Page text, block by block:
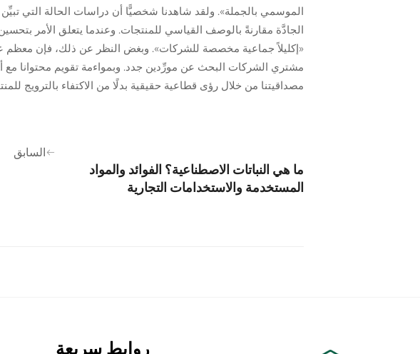
الموسمي بالجملة». ولقد شاهدنا شخصيًّا أن دراسات الحالة التي
الجادَّة مقارنةً بالوصف القياسي للمنتجات. وعندما يتعلق الأمر
«إكليلاً جماعية مخصصة للشركات». وبغض النظر عن ذلك، فإن معظم
مشتري الشركات البحث عن مورِّدين جدد. وبمواءمة تقويم محتوانا مع
مصداقيتنا من خلال رؤى قطاعية حقيقية بدلًا من الاكتفاء بالترويج
السابق
ما هي النباتات الاصطناعية؟ الفوائد والمواد
المستخدمة والاستخدامات التجارية
روابط سريعة